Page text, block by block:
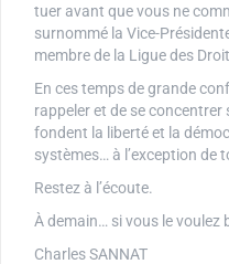
tuer avant que vous ne
surnommé la Vice-
membre de la Ligue des
En ces temps de grande
rappeler et de se
fondent la liberté et la
systèmes… à l’exception de
Restez à l’écoute.
À demain… si vous le voulez
Charles SANNAT